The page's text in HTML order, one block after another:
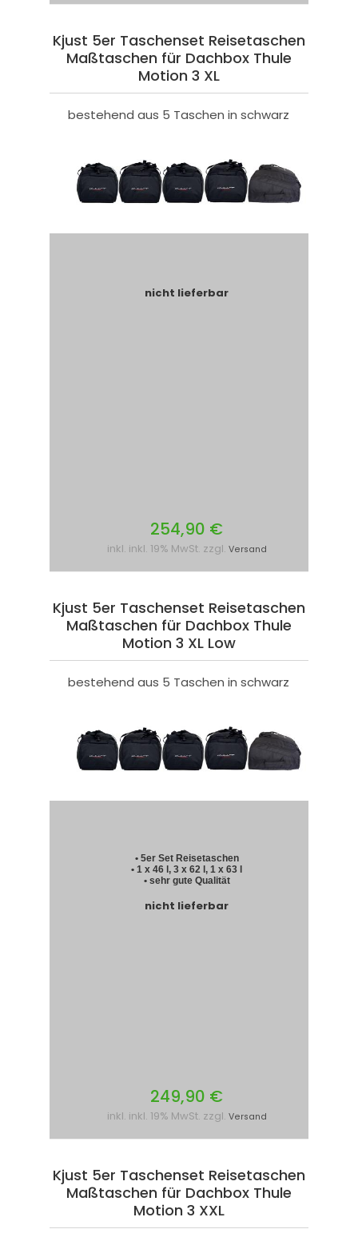
Kjust 5er Taschenset Reisetaschen
Maßtaschen für Dachbox Thule
Motion 3 XL
bestehend aus 5 Taschen in schwarz
nicht lieferbar
254,90 €
inkl. inkl. 19% MwSt. zzgl. Versand
Kjust 5er Taschenset Reisetaschen
Maßtaschen für Dachbox Thule
Motion 3 XL Low
bestehend aus 5 Taschen in schwarz
• 5er Set Reisetaschen
• 1 x 46 l, 3 x 62 l, 1 x 63 l
• sehr gute Qualität
nicht lieferbar
249,90 €
inkl. inkl. 19% MwSt. zzgl. Versand
Kjust 5er Taschenset Reisetaschen
Maßtaschen für Dachbox Thule
Motion 3 XXL